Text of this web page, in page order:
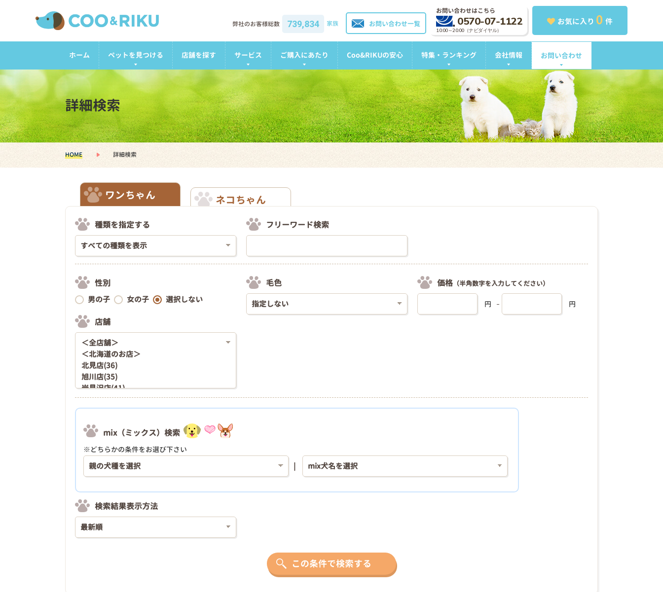
お気に入り 0 件
お問い合わせはこちら
0570-07-1122
10:00～20:00（ナビダイヤル）
お問い合わせ一覧
弊社のお客様総数 739,834 家族
ホーム ペットを見つける 店舗を探す サービス ご購入にあたり Coo&RIKUの安心 特集・ランキング 会社情報 お問い合わせ
詳細検索
HOME 詳細検索
ワンちゃん ネコちゃん
種類を指定する フリーワード検索
性別
男の子 女の子 選択しない
店舗
毛色 価格 （半角数字を入力してください）
円 円
mix（ミックス）検索
※どちらかの条件をお選び下さい
検索結果表示方法
この条件で検索する